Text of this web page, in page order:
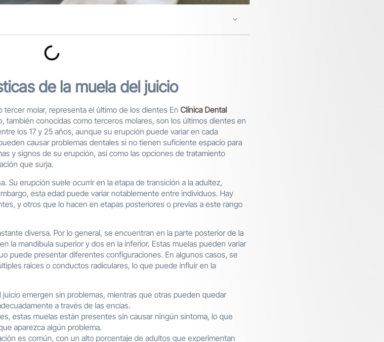
de la muela del juicio
molar, representa el último de los dientes En Clínica Dental
también conocidas como terceros molares, son los últimos dientes en
los 17 y 25 años, aunque su erupción puede variar en cada
causar problemas dentales si no tienen suficiente espacio para
y signos de su erupción, así como las opciones de tratamiento
que surja.
Su erupción suele ocurrir en la etapa de transición a la adultez,
esta edad puede variar notablemente entre individuos. Hay
y otros que lo hacen en etapas posteriores o previas a este rango
diversa. Por lo general, se encuentran en la parte posterior de la
la mandíbula superior y dos en la inferior. Estas muelas pueden variar
puede presentar diferentes configuraciones. En algunos casos, se
raíces o conductos radiculares, lo que puede influir en la
juicio emergen sin problemas, mientras que otras pueden quedar
a través de las encías.
estas muelas están presentes sin causar ningún síntoma, lo que
aparezca algún problema.
es común, con un alto porcentaje de adultos que experimentan